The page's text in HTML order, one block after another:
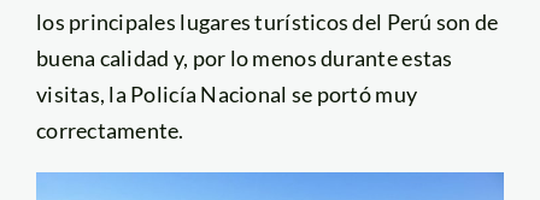
los principales lugares turísticos del Perú son de
buena calidad y, por lo menos durante estas
visitas, la Policía Nacional se portó muy
correctamente.